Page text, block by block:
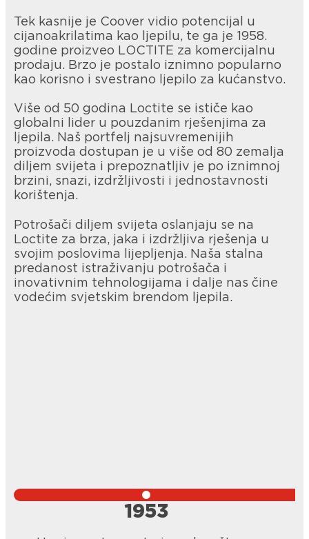
Tek kasnije je Coover vidio potencijal u
cijanoakrilatima kao ljepilu, te ga je 1958.
godine proizveo LOCTITE za komercijalnu
prodaju. Brzo je postalo iznimno popularno
kao korisno i svestrano ljepilo za kućanstvo.
Više od 50 godina Loctite se ističe kao
globalni lider u pouzdanim rješenjima za
ljepila. Naš portfelj najsuvremenijih
proizvoda dostupan je u više od 80 zemalja
diljem svijeta i prepoznatljiv je po iznimnoj
brzini, snazi, izdržljivosti i jednostavnosti
korištenja.
Potrošači diljem svijeta oslanjaju se na
Loctite za brza, jaka i izdržljiva rješenja u
svojim poslovima lijepljenja. Naša stalna
predanost istraživanju potrošača i
inovativnim tehnologijama i dalje nas čine
vodećim svjetskim brendom ljepila.
1953